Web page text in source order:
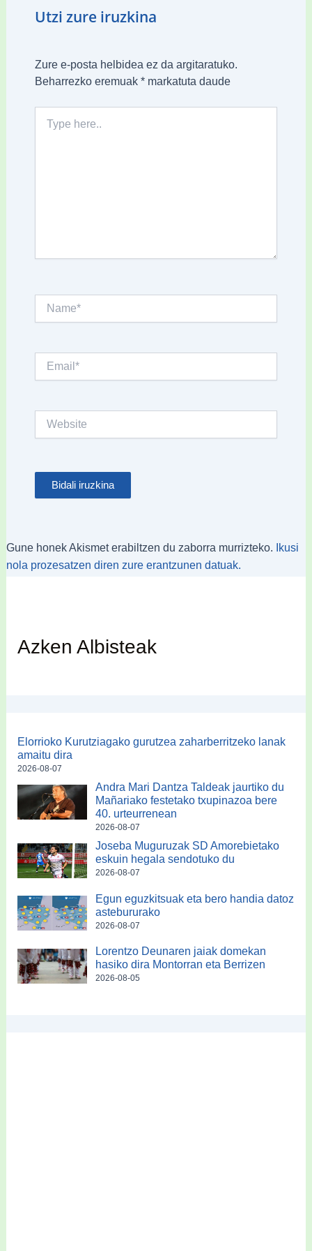
Utzi zure iruzkina
Zure e-posta helbidea ez da argitaratuko.
Beharrezko eremuak *markatuta daude
here..
Gune honek Akismet erabiltzen du zaborra murrizteko.
Ikusi
nola prozesatzen diren zure erantzunen datuak.
Azken Albisteak
Elorrioko Kurutziagako gurutzea zaharberritzeko lanak
amaitu dira
2026-08-07
Andra Mari Dantza Taldeak jaurtiko du
Mañariako festetako txupinazoa bere
40. urteurrenean
2026-08-07
Joseba Muguruzak SD Amorebietako
eskuin hegala sendotuko du
2026-08-07
Egun eguzkitsuak eta bero handia datoz
astebururako
2026-08-07
Lorentzo Deunaren jaiak domekan
hasiko dira Montorran eta Berrizen
2026-08-05